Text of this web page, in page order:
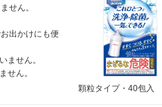
せん。
出かけにも便
ません。
せん。
顆粒タイプ・40包入